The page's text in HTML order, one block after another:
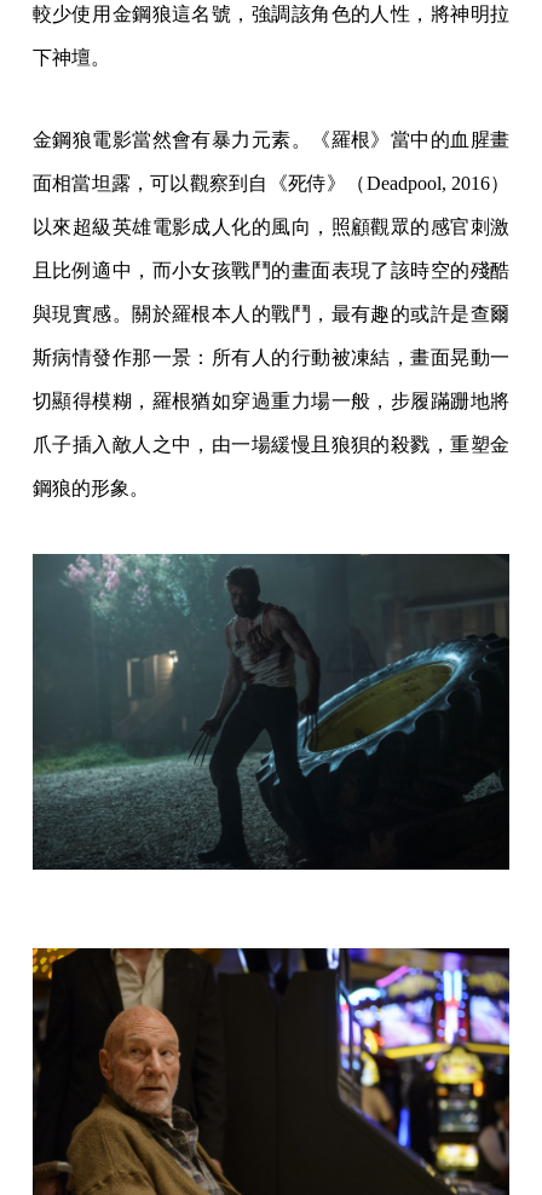
較少使用金鋼狼這名號，強調該角色的人性，將神明拉
下神壇。
金鋼狼電影當然會有暴力元素。《羅根》當中的血腥畫
面相當坦露，可以觀察到自《死侍》（Deadpool, 2016）
以來超級英雄電影成人化的風向，照顧觀眾的感官刺激
且比例適中，而小女孩戰鬥的畫面表現了該時空的殘酷
與現實感。關於羅根本人的戰鬥，最有趣的或許是查爾
斯病情發作那一景：所有人的行動被凍結，畫面晃動一
切顯得模糊，羅根猶如穿過重力場一般，步履蹣跚地將
爪子插入敵人之中，由一場緩慢且狼狽的殺戮，重塑金
鋼狼的形象。